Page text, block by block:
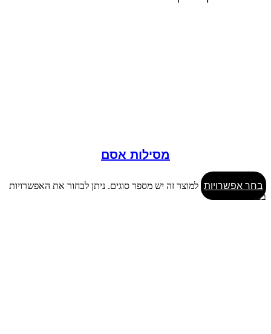
מסילות אסם
בחר אפשרויות למוצר זה יש מספר סוגים. ניתן לבחור את האפשרויות
בעמוד המוצר